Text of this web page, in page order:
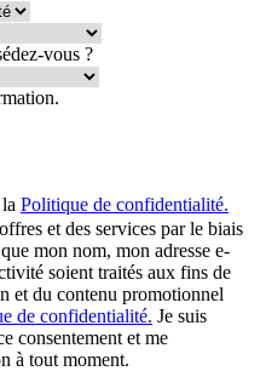
vous ?
Politique de confidentialité.
et des services par le biais
mon nom, mon adresse e-
soient traités aux fins de
et du contenu promotionnel
de confidentialité. Je suis
consentement et me
à tout moment.